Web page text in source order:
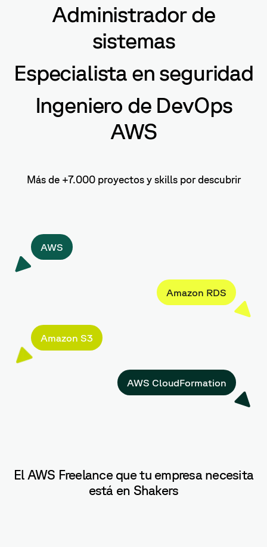
Administrador de
sistemas
Especialista en seguridad
Ingeniero de DevOps
AWS
Más de +7.000 proyectos y skills por descubrir
AWS
Amazon RDS
Amazon S3
AWS CloudFormation
El AWS Freelance que tu empresa necesita
está en Shakers